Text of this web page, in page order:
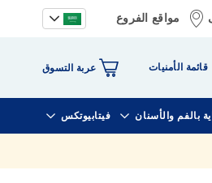
مواقع الفروع
قائمة الأمنيات عربة التسوق
بالفم والأسنان فيتابيوتكس